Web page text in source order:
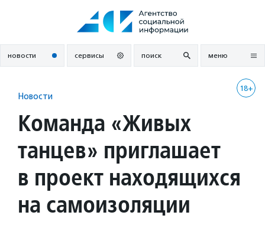
новости сервисы поиск меню
18+
Новости
Команда «Живых
танцев» приглашает
в проект находящихся
на самоизоляции